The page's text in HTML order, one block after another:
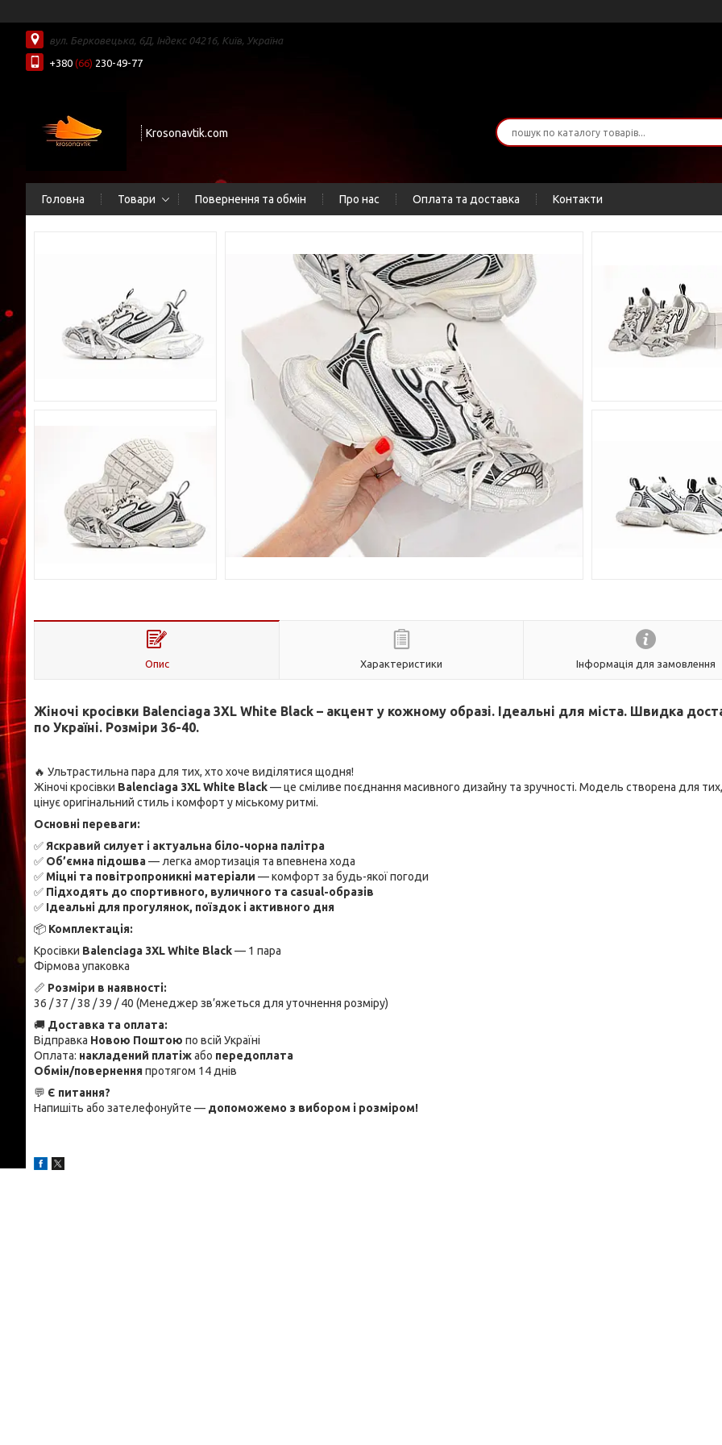
вул. Берковецька, 6Д, Індекс 04216, Київ, Україна
+380 (66) 230-49-77
Krosonavtik.com
Головна Товари Повернення та обмін Про нас Оплата та доставка Контакти
Опис Характеристики Інформація для замовлення
Жіночі кросівки Balenciaga 3XL White Black – акцент у кожному образі. Ідеальні для міста. Швидка
по Україні. Розміри 36-40.
🔥 Ультрастильна пара для тих, хто хоче виділятися щодня!
Жіночі кросівки Balenciaga 3XL White Black— це сміливе поєднання масивного дизайну та зручності. Модель створена для
цінує оригінальний стиль і комфорт у міському ритмі.
Основні переваги:
✅ Яскравий силует і актуальна біло-чорна палітра
✅ Об’ємна підошва— легка амортизація та впевнена хода
✅ Міцні та повітропроникні матеріали — комфорт за будь-якої погоди
✅ Підходять до спортивного, вуличного та casual-образів
✅ Ідеальні для прогулянок, поїздок і активного дня
📦 Комплектація:
Кросівки Balenciaga 3XL White Black— 1 пара
Фірмова упаковка
📏 Розміри в наявності:
36 / 37 / 38 / 39 / 40 (Менеджер зв’яжеться для уточнення розміру)
🚚 Доставка та оплата:
Відправка Новою Поштою по всій Україні
Оплата: накладений платіжабо передоплата
Обмін/поверненняпротягом 14 днів
💬 Є питання?
Напишіть або зателефонуйте — допоможемо з вибором і розміром!